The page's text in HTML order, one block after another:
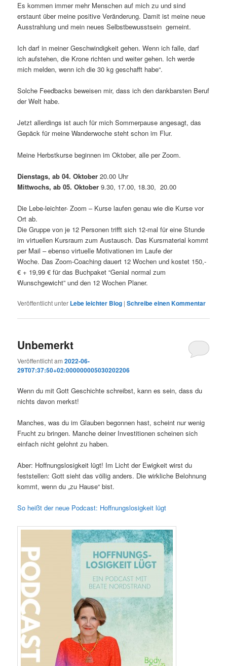
Es kommen immer mehr Menschen auf mich zu und sind
erstaunt über meine positive Veränderung. Damit ist meine neue
Ausstrahlung und mein neues Selbstbewusstsein gemeint.
Ich darf in meiner Geschwindigkeit gehen. Wenn ich falle, darf
ich aufstehen, die Krone richten und weiter gehen. Ich werde
mich melden, wenn ich die 30 kg geschafft habe“.
Solche Feedbacks beweisen mir, dass ich den dankbarsten Beruf
der Welt habe.
Jetzt allerdings ist auch für mich Sommerpause angesagt, das
Gepäck für meine Wanderwoche steht schon im Flur.
Meine Herbstkurse beginnen im Oktober, alle per Zoom.
Dienstags, ab 04. Oktober 20.00 Uhr
Mittwochs,ab 05. Oktober 9.30, 17.00, 18.30, 20.00
Die Lebe-leichter- Zoom – Kurse laufen genau wie die Kurse vor
Ort ab.
Die Gruppe von je 12 Personen trifft sich 12-mal für eine Stunde
im virtuellen Kursraum zum Austausch. Das Kursmaterial kommt
per Mail – ebenso virtuelle Motivationen im Laufe der
Woche. Das Zoom-Coaching dauert 12 Wochen und kostet 150,-
€ + 19,99 € für das Buchpaket “Genial normal zum
Wunschgewicht” und den 12 Wochen Planer.
Veröffentlicht unter Lebe leichter Blog |Schreibe einen Kommentar
Unbemerkt
Veröffentlicht am2022-06-
29T07:37:50+02:000000005030202206
Wenn du mit Gott Geschichte schreibst, kann es sein, dass du
nichts davon merkst!
Manches, was du im Glauben begonnen hast, scheint nur wenig
Frucht zu bringen. Manche deiner Investitionen scheinen sich
einfach nicht gelohnt zu haben.
Aber: Hoffnungslosigkeit lügt! Im Licht der Ewigkeit wirst du
feststellen: Gott sieht das völlig anders. Die wirkliche Belohnung
kommt, wenn du „zu Hause“ bist.
So heißt der neue Podcast: Hoffnungslosigkeit lügt